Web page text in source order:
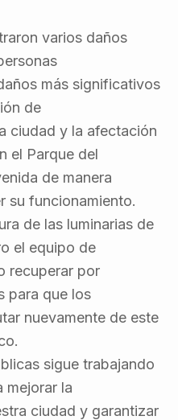
varios daños
más significativos
de
ciudad y la afectación
el Parque del
de manera
su funcionamiento.
de las luminarias de
el equipo de
recuperar por
para que los
nuevamente de este
sigue trabajando
mejorar la
ciudad y garantizar